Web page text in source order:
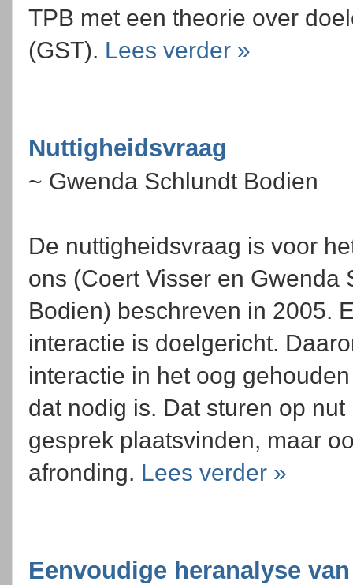
TPB met een theorie over
(GST). Lees verder »
Nuttigheidsvraag
~ Gwenda Schlundt Bodien
De nuttigheidsvraag is voor
ons (Coert Visser en Gwenda
Bodien) beschreven in 2005.
interactie is doelgericht.
interactie in het oog
dat nodig is. Dat sturen op
gesprek plaatsvinden, maar
afronding. Lees verder »
Eenvoudige heranalyse